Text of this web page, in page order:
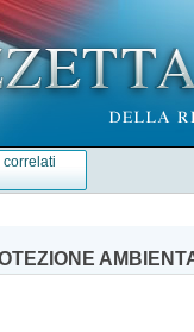
correlati